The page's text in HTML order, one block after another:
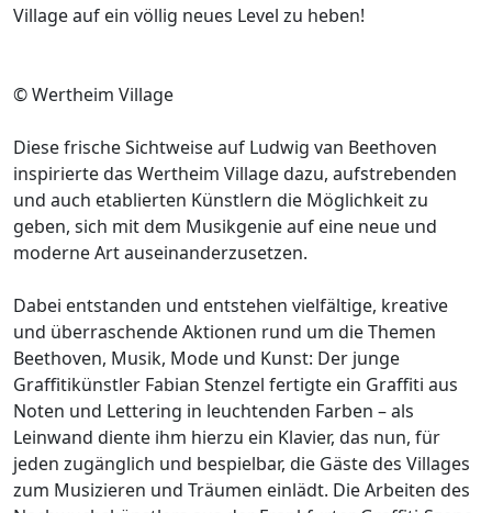
Village auf ein völlig neues Level zu heben!
© Wertheim Village
Diese frische Sichtweise auf Ludwig van Beethoven
inspirierte das Wertheim Village dazu, aufstrebenden
und auch etablierten Künstlern die Möglichkeit zu
geben, sich mit dem Musikgenie auf eine neue und
moderne Art auseinanderzusetzen.
Dabei entstanden und entstehen vielfältige, kreative
und überraschende Aktionen rund um die Themen
Beethoven, Musik, Mode und Kunst: Der junge
Graffitikünstler Fabian Stenzel fertigte ein Graffiti aus
Noten und Lettering in leuchtenden Farben – als
Leinwand diente ihm hierzu ein Klavier, das nun, für
jeden zugänglich und bespielbar, die Gäste des Villages
zum Musizieren und Träumen einlädt. Die Arbeiten des